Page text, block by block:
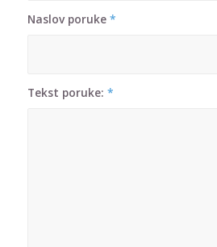
Naslov poruke *
Tekst poruke: *